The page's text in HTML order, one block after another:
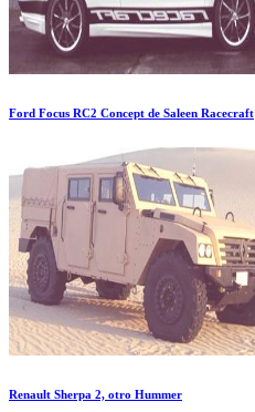
Ford Focus RC2 Concept de Saleen Racecraft
Renault Sherpa 2, otro Hummer